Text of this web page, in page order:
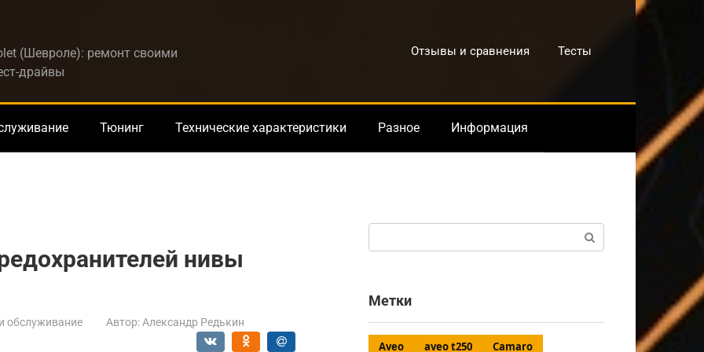
(Шевроле): ремонт своими
драйвы
Отзывы и сравнения Тесты
Тюнинг Технические характеристики Разное Информация
нивы
обслуживание Автор: Александр Редькин
Метки
Aveo aveo t250
Camaro